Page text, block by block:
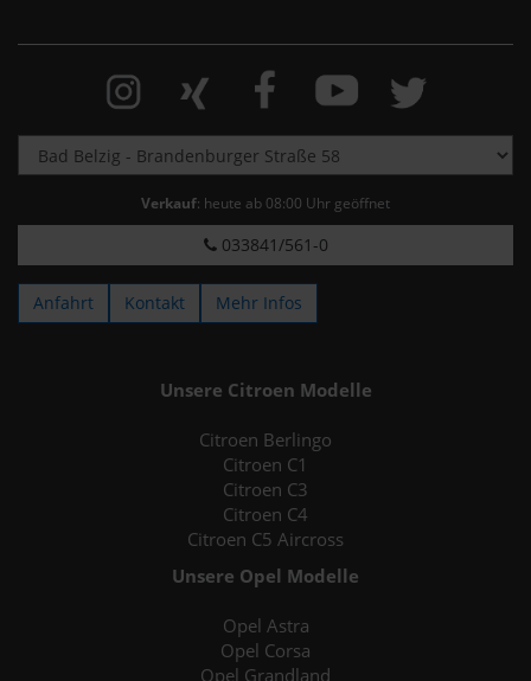
Verkauf: heute ab 08:00 Uhr geöffnet
033841/561-0
Anfahrt Kontakt Mehr Infos
Unsere Citroen Modelle
Citroen Berlingo
Citroen C1
Citroen C3
Citroen C4
Citroen C5 Aircross
Unsere Opel Modelle
Opel Astra
Opel Corsa
Opel Grandland